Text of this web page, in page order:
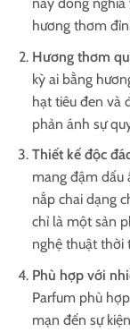
hương thơm
Hương thơm
kỳ ai bằng
hạt tiêu đen và
phản ánh sự
Thiết kế độc
mang đậm dấu
nắp chai dạng
chỉ là một sản
nghệ thuật thời
Phù hợp với
Parfum phù
mạn đến sự